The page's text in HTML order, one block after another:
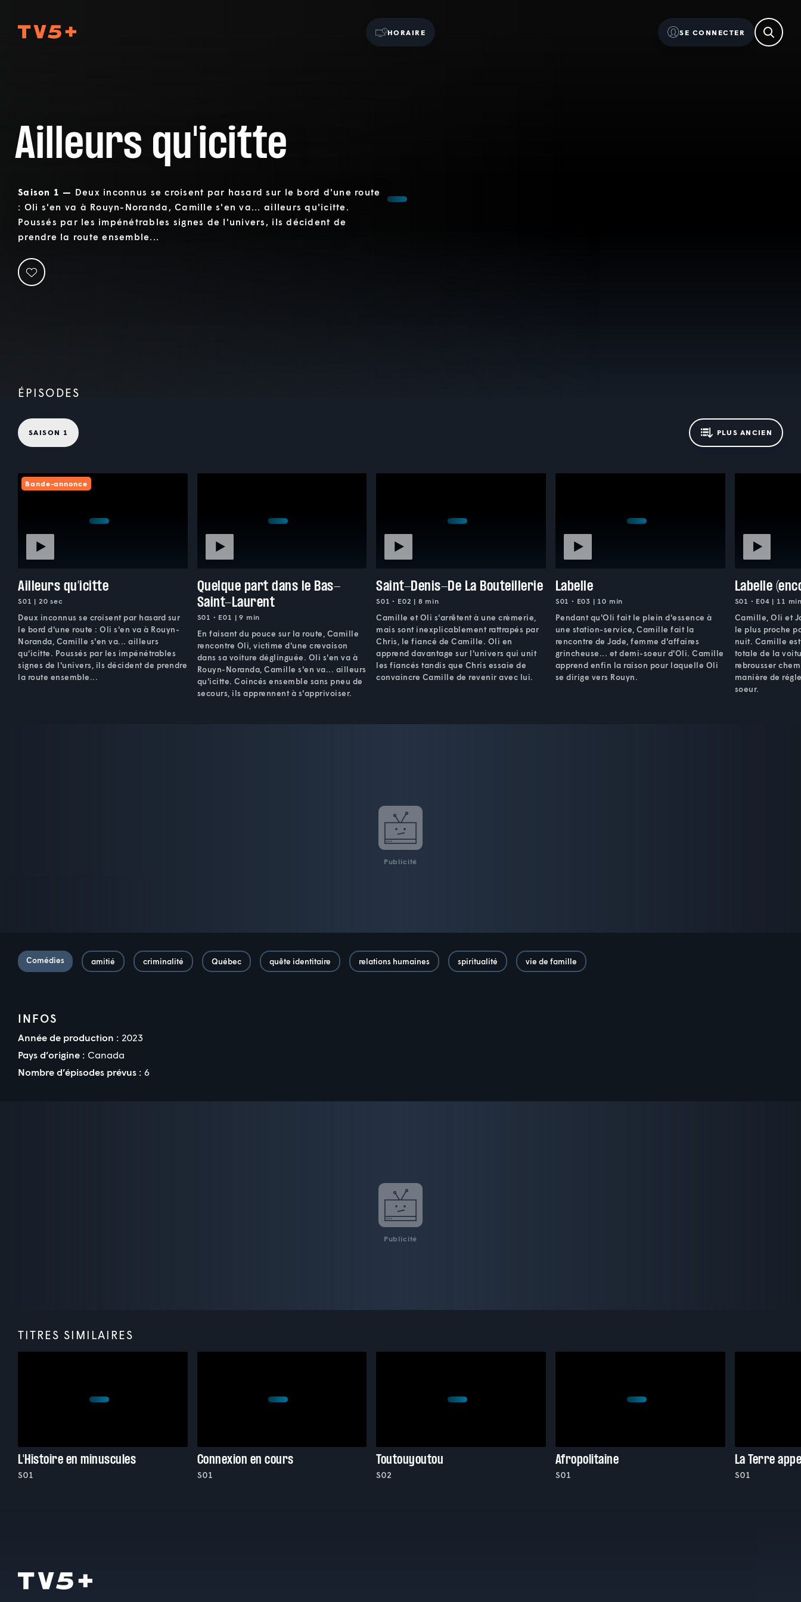
HORAIRE SE CONNECTER
Ailleurs qu'icitte
Saison 1 — Deux inconnus se croisent par hasard sur le bord d'une route
: Oli s'en va à Rouyn-Noranda, Camille s'en va... ailleurs qu'icitte.
Poussés par les impénétrables signes de l'univers, ils décident de
prendre la route ensemble...
ÉPISODES
SAISON 1 PLUS ANCIEN
Bande-annonce
Ailleurs qu'icitte
S01 | 20 sec
Deux inconnus se croisent par hasard sur
le bord d'une route : Oli s'en va à Rouyn-
Noranda, Camille s'en va... ailleurs
qu'icitte. Poussés par les impénétrables
signes de l'univers, ils décident de prendre
la route ensemble...
Quelque part dans le Bas-
Saint-Laurent
S01 • E01 | 9 min
En faisant du pouce sur la route, Camille
rencontre Oli, victime d'une crevaison
dans sa voiture déglinguée. Oli s'en va à
Rouyn-Noranda, Camille s'en va... ailleurs
qu'icitte. Coincés ensemble sans pneu de
secours, ils apprennent à s'apprivoiser.
Saint-Denis-De La Bouteillerie
S01 • E02 | 8 min
Camille et Oli s'arrêtent à une crèmerie,
mais sont inexplicablement rattrapés par
Chris, le fiancé de Camille. Oli en
apprend davantage sur l'univers qui unit
les fiancés tandis que Chris essaie de
convaincre Camille de revenir avec lui.
Labelle
S01 • E03 | 10 min
Pendant qu'Oli fait le plein d'essence à
une station-service, Camille fait la
rencontre de Jade, femme d'affaires
grincheuse... et demi-soeur d'Oli. Camille
apprend enfin la raison pour laquelle Oli
se dirige vers Rouyn.
Labelle
S01 • E04 | 11
Camille, Oli et
le plus proche
nuit. Camille
totale de la
rebrousser
manière de
soeur.
Publicité
Comédies amitié criminalité Québec quête identitaire relations humaines spiritualité vie de famille
INFOS
Année de production : 2023
Pays d’origine : Canada
Nombre d’épisodes prévus : 6
Publicité
TITRES SIMILAIRES
L'Histoire en minuscules
S01
Connexion en cours
S01
Toutouyoutou
S02
Afropolitaine
S01
La Terre
S01